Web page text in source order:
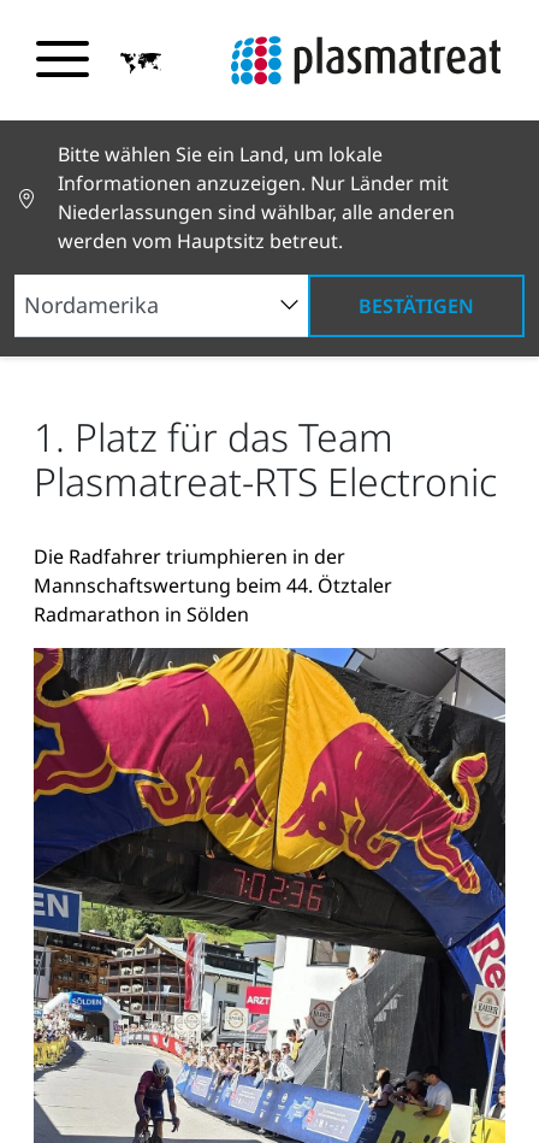
Bitte wählen Sie ein Land, um lokale
Informationen anzuzeigen. Nur Länder mit
Niederlassungen sind wählbar, alle anderen
werden vom Hauptsitz betreut.
BESTÄTIGEN
Neuigkeiten und Geschichten
News und Presse
1. Platz für das Team Plasmatreat-RTS Electronic
1. Platz für das Team
Plasmatreat-RTS Electronic
Die Radfahrer triumphieren in der
Mannschaftswertung beim 44. Ötztaler
Radmarathon in Sölden